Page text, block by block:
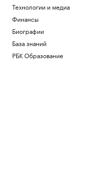
Технологии и медиа
Финансы
Биографии
База знаний
РБК Образование